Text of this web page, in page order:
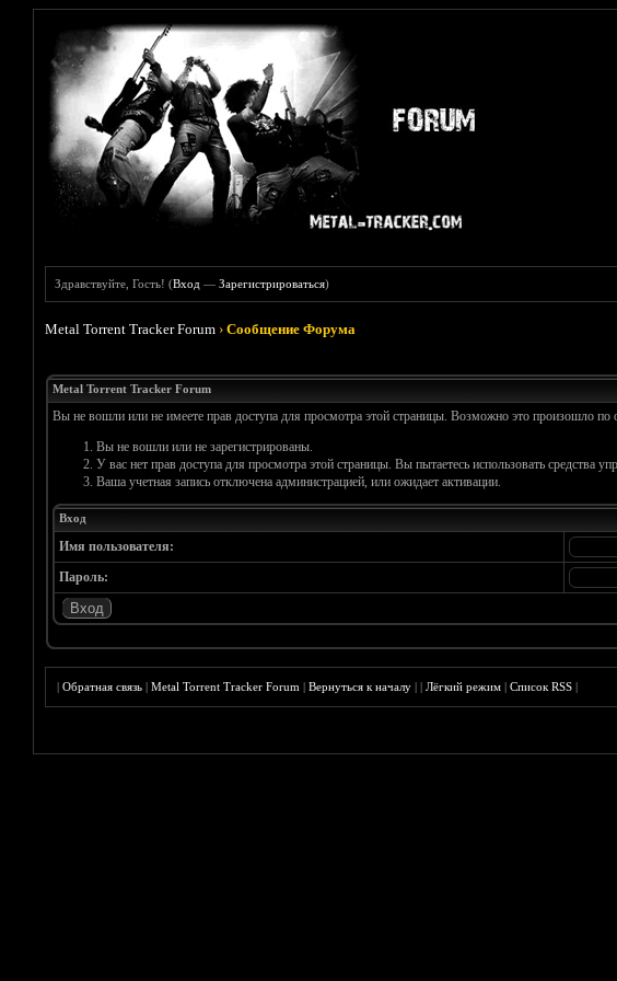
Здравствуйте, Гость! (Вход —Зарегистрироваться)
Metal Torrent Tracker Forum ›Сообщение Форума
Metal Torrent Tracker Forum
Вы не вошли или не имеете прав доступа для просмотра этой страницы. Возможно это произошло
Вы не вошли или не зарегистрированы.
У вас нет прав доступа для просмотра этой страницы. Вы пытаетесь использовать
Ваша учетная запись отключена администрацией, или ожидает активации.
Вход
Имя пользователя:
Пароль:
|Обратная связь |Metal Torrent Tracker Forum |Вернуться к началу ||Лёгкий режим |Список RSS |